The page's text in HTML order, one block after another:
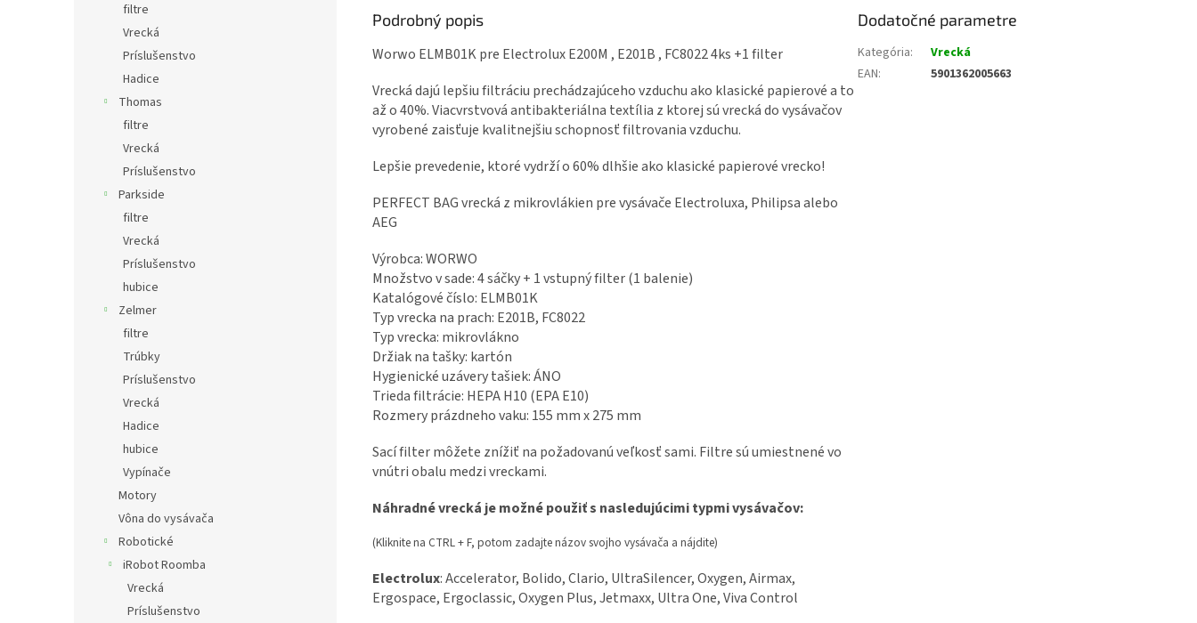
filtre
Vrecká
Príslušenstvo
Hadice
Thomas
filtre
Vrecká
Príslušenstvo
Parkside
filtre
Vrecká
Príslušenstvo
hubice
Zelmer
filtre
Trúbky
Príslušenstvo
Vrecká
Hadice
hubice
Vypínače
Motory
Vôna do vysávača
Robotické
iRobot Roomba
Vrecká
Príslušenstvo
Podrobný popis
Worwo ELMB01K pre Electrolux E200M , E201B , FC8022 4ks +1 filter
Vrecká dajú lepšiu filtráciu prechádzajúceho vzduchu ako klasické papierové a to
až o 40%. Viacvrstvová antibakteriálna textília z ktorej sú vrecká do vysávačov
vyrobené zaisťuje kvalitnejšiu schopnosť filtrovania vzduchu.
Lepšie prevedenie, ktoré vydrží o 60% dlhšie ako klasické papierové vrecko!
PERFECT BAG vrecká z mikrovlákien pre vysávače Electroluxa, Philipsa alebo
AEG
Výrobca: WORWO
Množstvo v sade: 4 sáčky + 1 vstupný filter (1 balenie)
Katalógové číslo: ELMB01K
Typ vrecka na prach: E201B, FC8022
Typ vrecka: mikrovlákno
Držiak na tašky: kartón
Hygienické uzávery tašiek: ÁNO
Trieda filtrácie: HEPA H10 (EPA E10)
Rozmery prázdneho vaku: 155 mm x 275 mm
Sací filter môžete znížiť na požadovanú veľkosť sami. Filtre sú umiestnené vo
vnútri obalu medzi vreckami.
Náhradné vrecká je možné použiť s nasledujúcimi typmi vysávačov:
(Kliknite na CTRL + F, potom zadajte názov svojho vysávača a nájdite)
Electrolux: Accelerator, Bolido, Clario, UltraSilencer, Oxygen, Airmax,
Ergospace, Ergoclassic, Oxygen Plus, Jetmaxx, Ultra One, Viva Control
Dodatočné parametre
Kategória:
Vrecká
EAN: 5901362005663